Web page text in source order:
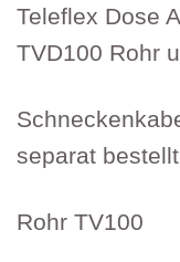
Teleflex Dose
TVD100 Rohr
separat
Rohr TV100